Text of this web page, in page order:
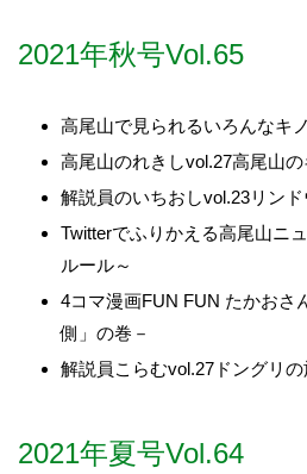
2021年秋号Vol.65
高尾山で見られるいろんなキ
高尾山のれきしvol.27高尾山の
解説員のいちおしvol.23リンド
Twitterでふりかえる高尾山ニ
ルール～
4コマ漫画FUN FUN たかおさ
側」の巻－
解説員こらむvol.27ドングリの
2021年夏号Vol.64